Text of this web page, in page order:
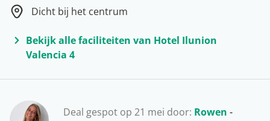
Deal gespot op 21 mei door: Rowen -
Dicht bij het centrum
Bekijk alle faciliteiten van Hotel Ilunion
Valencia 4